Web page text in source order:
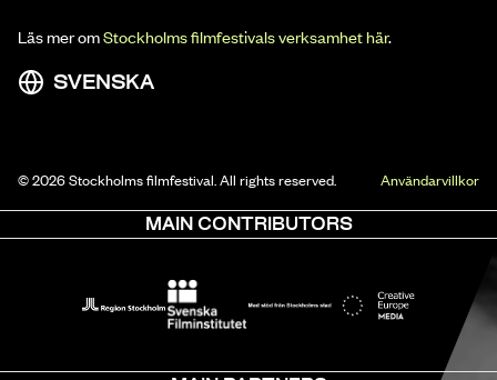
Läs mer omStockholms filmfestivals verksamhet här.
SVENSKA
© 2026 Stockholms filmfestival. All rights reserved. Användarvillkor
MAIN CONTRIBUTORS